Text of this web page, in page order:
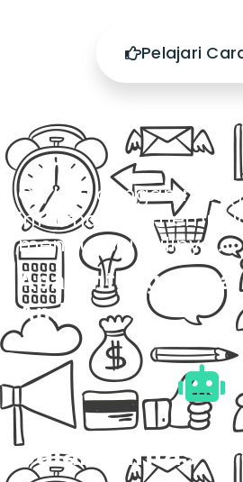
Pelajari
Ok, lalu dengan
informasi ini,
menguasai skillnya...
Apa
Anda?
Jalan Pintas